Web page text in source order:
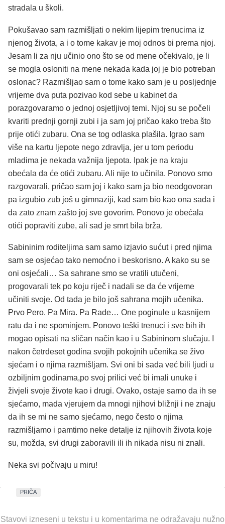
stradala u školi.
Pokušavao sam razmišljati o nekim lijepim trenucima iz
njenog života, a i o tome kakav je moj odnos bi prema njoj.
Jesam li za nju učinio ono što se od mene očekivalo, je li
se mogla osloniti na mene nekada kada joj je bio potreban
oslonac? Razmišljao sam o tome kako sam je u posljednje
vrijeme dva puta pozivao kod sebe u kabinet da
porazgovaramo o jednoj osjetljivoj temi. Njoj su se počeli
kvariti prednji gornji zubi i ja sam joj pričao kako treba što
prije otići zubaru. Ona se tog odlaska plašila. Igrao sam
više na kartu ljepote nego zdravlja, jer u tom periodu
mladima je nekada važnija ljepota. Ipak je na kraju
obećala da će otići zubaru. Ali nije to učinila. Ponovo smo
razgovarali, pričao sam joj i kako sam ja bio neodgovoran
pa izgubio zub još u gimnaziji, kad sam bio kao ona sada i
da zato znam zašto joj sve govorim. Ponovo je obećala
otići popraviti zube, ali sad je smrt bila brža.
Sabininim roditeljima sam samo izjavio sućut i pred njima
sam se osjećao tako nemoćno i beskorisno. A kako su se
oni osjećali… Sa sahrane smo se vratili utučeni,
progovarali tek po koju riječ i nadali se da će vrijeme
učiniti svoje. Od tada je bilo još sahrana mojih učenika.
Prvo Pero. Pa Mira. Pa Rade… One poginule u kasnijem
ratu da i ne spominjem. Ponovo teški trenuci i sve bih ih
mogao opisati na sličan način kao i u Sabininom slučaju. I
nakon četrdeset godina svojih pokojnih učenika se živo
sjećam i o njima razmišljam. Svi oni bi sada već bili ljudi u
ozbiljnim godinama,po svoj prilici već bi imali unuke i
živjeli svoje živote kao i drugi. Ovako, ostaje samo da ih se
sjećamo, mada vjerujem da mnogi njihovi bližnji i ne znaju
da ih se mi ne samo sjećamo, nego često o njima
razmišljamo i pamtimo neke detalje iz njihovih života koje
su, možda, svi drugi zaboravili ili ih nikada nisu ni znali.
Neka svi počivaju u miru!
PRIČA
Stavovi izneseni u tekstu i u komentarima ne odražavaju nužno